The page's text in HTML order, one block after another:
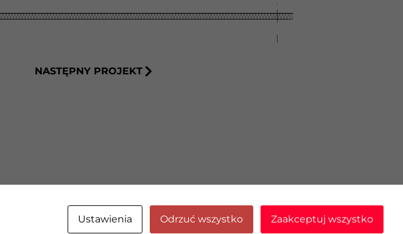
NASTĘPNY PROJEKT
Ustawienia Odrzuć wszystko Zaakceptuj wszystko
zainteresowania i